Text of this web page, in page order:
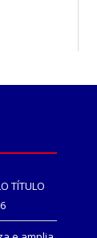
TÍTULO